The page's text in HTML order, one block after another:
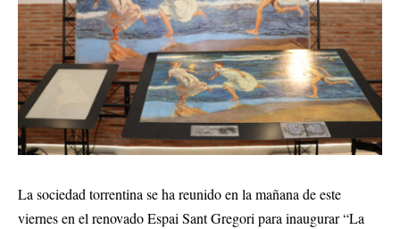
La sociedad torrentina se ha reunido en la mañana de este
viernes en el renovado Espai Sant Gregori para inaugurar “La